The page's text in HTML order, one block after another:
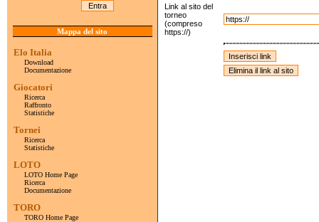
Mappa del sito
Elo Italia
Download
Documentazione
Giocatori
Ricerca
Raffronto
Statistiche
Tornei
Ricerca
Statistiche
LOTO
LOTO Home Page
Ricerca
Documentazione
TORO
TORO Home Page
Link al sito del
torneo
(compreso
https://)